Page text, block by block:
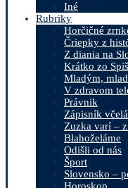
Iné
Rubriky
Horčičné
Čriepky z
Z diania na
Krátko zo
Mladým,
V zdravom
Právnik
Zápisník
Zuzka varí –
Blahoželáme
Odišli od nás
Šport
Slovensko –